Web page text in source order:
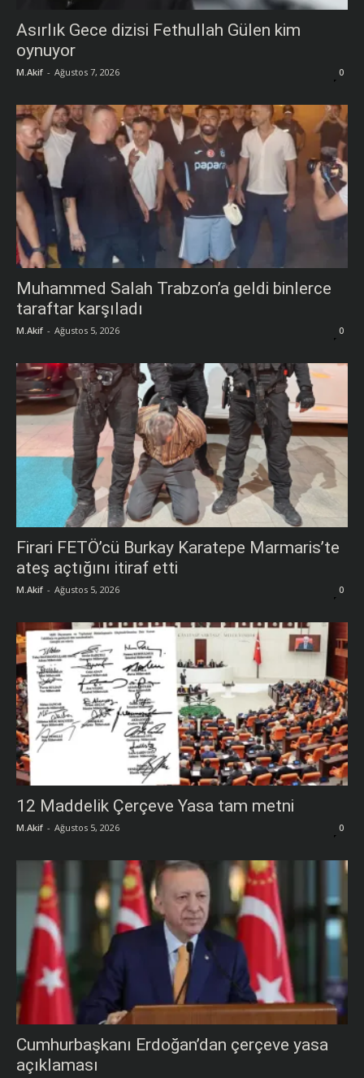
Asırlık Gece dizisi Fethullah Gülen kim
oynuyor
M.Akif - Ağustos 7, 2026 0
Muhammed Salah Trabzon’a geldi binlerce
taraftar karşıladı
M.Akif - Ağustos 5, 2026 0
Firari FETÖ’cü Burkay Karatepe Marmaris’te
ateş açtığını itiraf etti
M.Akif - Ağustos 5, 2026 0
12 Maddelik Çerçeve Yasa tam metni
M.Akif - Ağustos 5, 2026 0
Cumhurbaşkanı Erdoğan’dan çerçeve yasa
açıklaması